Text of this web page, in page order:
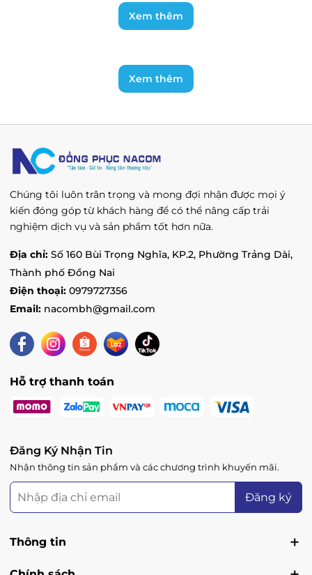
Xem thêm
Xem thêm
Chúng tôi luôn trân trọng và mong đợi nhận được mọi ý
kiến đóng góp từ khách hàng để có thể nâng cấp trải
nghiệm dịch vụ và sản phẩm tốt hơn nữa.
Địa chỉ: Số 160 Bùi Trọng Nghĩa, KP.2, Phường Trảng Dài,
Thành phố Đồng Nai
Điện thoại: 0979727356
Email: nacombh@gmail.com
Hỗ trợ thanh toán
Đăng Ký Nhận Tin
Nhận thông tin sản phẩm và các chương trình khuyến mãi.
Đăng ký
Thông tin